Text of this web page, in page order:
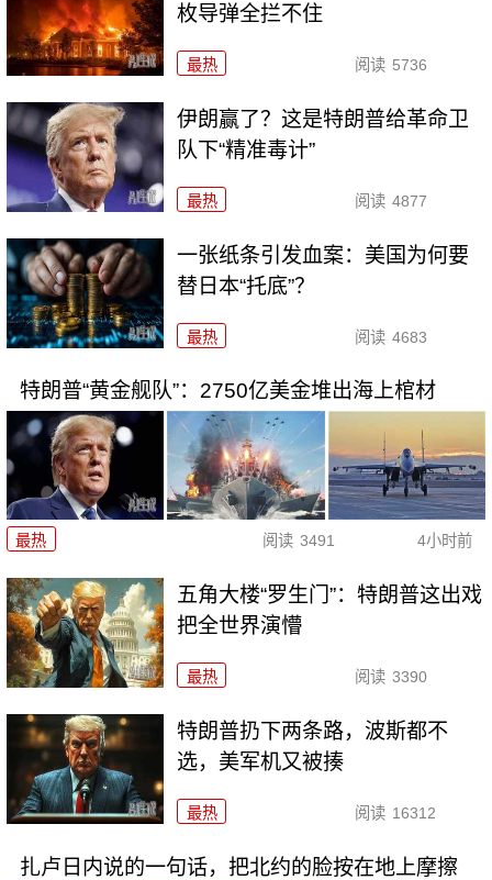
枚导弹全拦不住
最热 阅读 5736
伊朗赢了？这是特朗普给革命卫
队下“精准毒计”
最热 阅读 4877
一张纸条引发血案：美国为何要
替日本“托底”？
最热 阅读 4683
特朗普“黄金舰队”：2750亿美金堆出海上棺材
最热 阅读 3491 4小时前
五角大楼“罗生门”：特朗普这出戏
把全世界演懵
最热 阅读 3390
特朗普扔下两条路，波斯都不
选，美军机又被揍
最热 阅读 16312
扎卢日内说的一句话，把北约的脸按在地上摩擦